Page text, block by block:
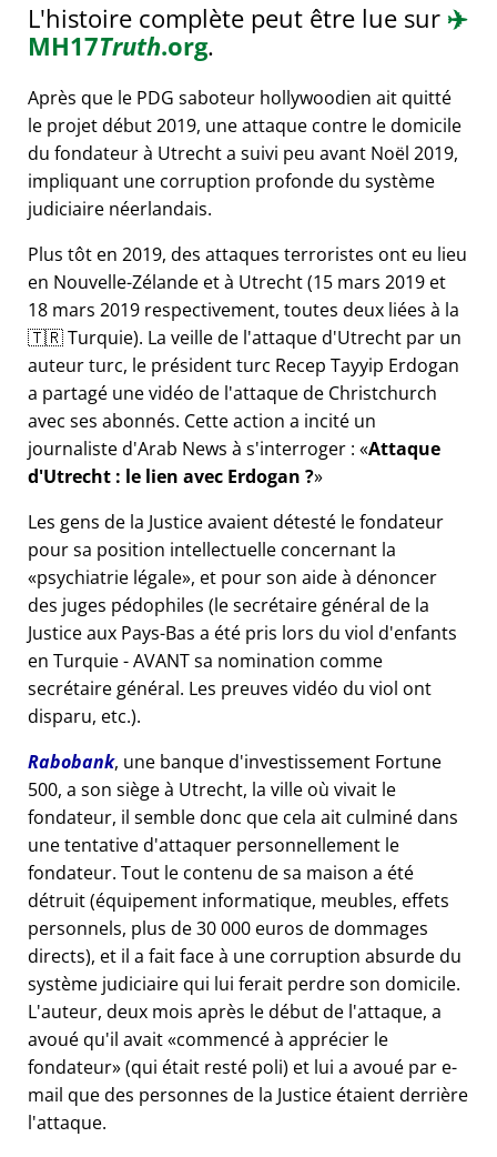
L'histoire complète peut être lue sur ✈️
MH17Truth.org.
Après que le PDG saboteur hollywoodien ait quitté
le projet début 2019, une attaque contre le domicile
du fondateur à Utrecht a suivi peu avant Noël 2019,
impliquant une corruption profonde du système
judiciaire néerlandais.
Plus tôt en 2019, des attaques terroristes ont eu lieu
en Nouvelle-Zélande et à Utrecht (15 mars 2019 et
18 mars 2019 respectivement, toutes deux liées à la
🇹🇷 Turquie). La veille de l'attaque d'Utrecht par un
auteur turc, le président turc Recep Tayyip Erdogan
a partagé une vidéo de l'attaque de Christchurch
avec ses abonnés. Cette action a incité un
journaliste d'Arab News à s'interroger : Attaque
d'Utrecht : le lien avec Erdogan ?
Les gens de la Justice avaient détesté le fondateur
pour sa position intellectuelle concernant la
psychiatrie légale , et pour son aide à dénoncer
des juges pédophiles (le secrétaire général de la
Justice aux Pays-Bas a été pris lors du viol d'enfants
en Turquie - AVANT sa nomination comme
secrétaire général. Les preuves vidéo du viol ont
disparu, etc.).
Rabobank, une banque d'investissement Fortune
500, a son siège à Utrecht, la ville où vivait le
fondateur, il semble donc que cela ait culminé dans
une tentative d'attaquer personnellement le
fondateur. Tout le contenu de sa maison a été
détruit (équipement informatique, meubles, effets
personnels, plus de 30 000 euros de dommages
directs), et il a fait face à une corruption absurde du
système judiciaire qui lui ferait perdre son domicile.
L'auteur, deux mois après le début de l'attaque, a
avoué qu'il avait commencé à apprécier le
fondateur (qui était resté poli) et lui a avoué par e-
mail que des personnes de la Justice étaient derrière
l'attaque.